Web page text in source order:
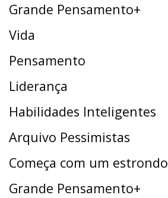
Grande Pensamento+
Vida
Pensamento
Liderança
Habilidades Inteligentes
Arquivo Pessimistas
Começa com um estrondo
Grande Pensamento+